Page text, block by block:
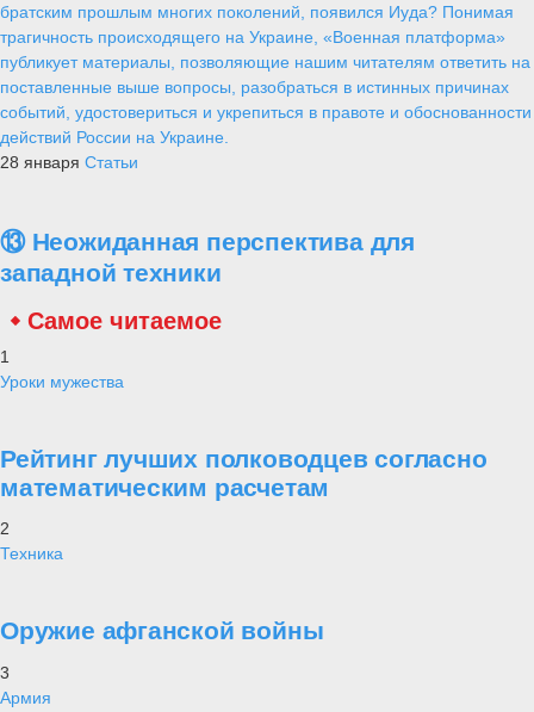
братским прошлым многих поколений, появился Иуда? Понимая
трагичность происходящего на Украине, «Военная платформа»
публикует материалы, позволяющие нашим читателям ответить на
поставленные выше вопросы, разобраться в истинных причинах
событий, удостовериться и укрепиться в правоте и обоснованности
действий России на Украине.
28 января Статьи
⑬ Неожиданная перспектива для
западной техники
Самое читаемое
1
Уроки мужества
Рейтинг лучших полководцев согласно
математическим расчетам
2
Техника
Оружие афганской войны
3
Армия